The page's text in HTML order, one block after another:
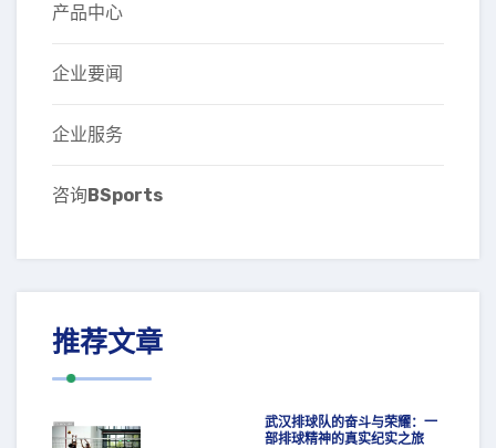
产品中心
企业要闻
企业服务
咨询BSports
推荐文章
武汉排球队的奋斗与荣耀：一
部排球精神的真实纪实之旅